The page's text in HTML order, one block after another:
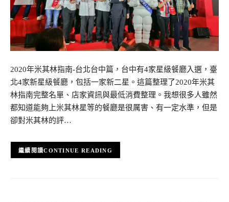
2020年米其林指南-台北台中篇，台中有4家星級餐廳入選，臺
北4家新星級餐廳，包括一家新二星。這篇整理了2020年米其
林指南完整名單、店家資訊與最低消費整理。我想很多人雖然
都知道能夠上米其林星等的餐廳是很厲害、有一定水準，但是
卻對米其林的評…
CONTINUE READING